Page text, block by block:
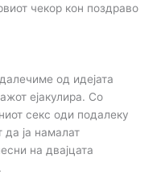
чекор кон поздраво
од идејата
ејакулира. Со
секс оди подалеку
да ја намалат
на двајцата